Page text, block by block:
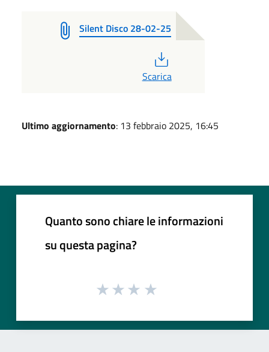
Silent Disco 28-02-25
Scarica
Ultimo aggiornamento: 13 febbraio 2025, 16:45
Quanto sono chiare le informazioni
su questa pagina?